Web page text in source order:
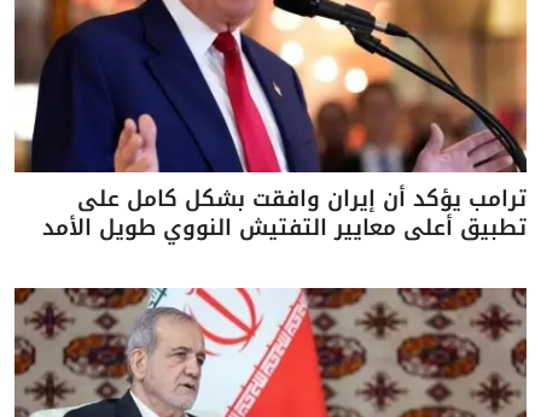
ترامب يؤكد أن إيران وافقت بشكل كامل على
تطبيق أعلى معايير التفتيش النووي طويل الأمد